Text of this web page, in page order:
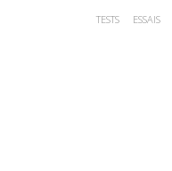
TESTS ESSAIS